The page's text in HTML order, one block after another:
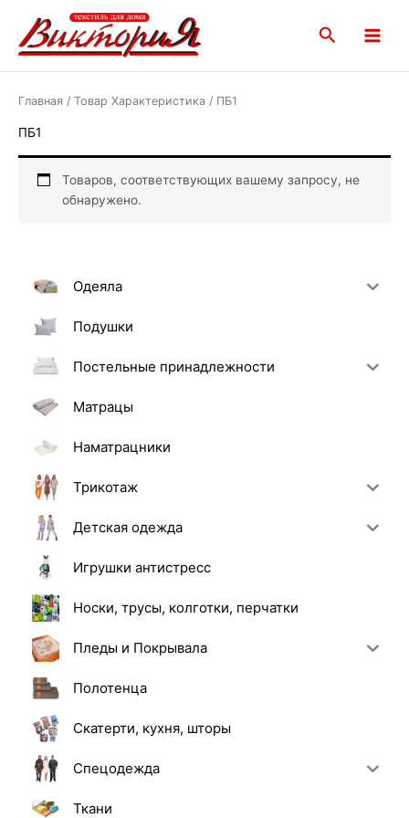
содержимому
Поиск
Menu
Одеяла
Подушки
Постельные принадлежности
Матрацы
Наматрацники
Трикотаж
Детская одежда
Игрушки антистресс
Носки, трусы, колготки, перчатки
Пледы и Покрывала
Полотенца
Скатерти, кухня, шторы
Спецодежда
Ткани
Главная / Товар Характеристика / ПБ1
ПБ1
Товаров, соответствующих вашему запросу, не
обнаружено.